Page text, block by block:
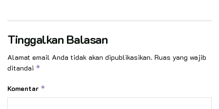
Tinggalkan Balasan
Alamat email Anda tidak akan dipublikasikan. Ruas yang wajib
ditandai *
Komentar *